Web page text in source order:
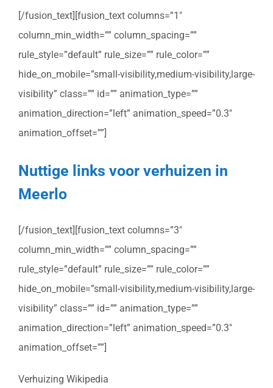
[/fusion_text][fusion_text columns=”1″
column_min_width=”” column_spacing=””
rule_style=”default” rule_size=”” rule_color=””
hide_on_mobile=”small-visibility,medium-visibility,large-
visibility” class=”” id=”” animation_type=””
animation_direction=”left” animation_speed=”0.3″
animation_offset=””]
Nuttige links voor verhuizen in
Meerlo
[/fusion_text][fusion_text columns=”3″
column_min_width=”” column_spacing=””
rule_style=”default” rule_size=”” rule_color=””
hide_on_mobile=”small-visibility,medium-visibility,large-
visibility” class=”” id=”” animation_type=””
animation_direction=”left” animation_speed=”0.3″
animation_offset=””]
Verhuizing Wikipedia